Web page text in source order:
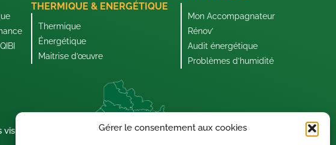
Gérer le consentement aux cookies
THERMIQUE & ENERGÉTIQUE
Thermique
Énergétique
Maitrise d’œuvre
Mon Accompagnateur
Rénov’
Audit énergétique
Problèmes d’humidité
!